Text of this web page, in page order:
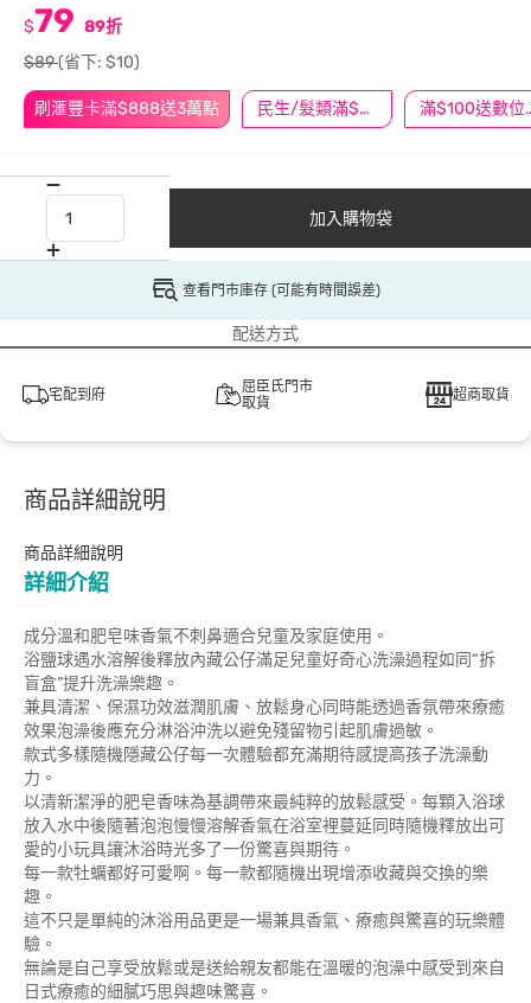
刷滙豐卡滿$888送3萬點 民生/髮類滿$388送舒潔冰巾 滿
$79 89折
$89(省下: $10)
加入購物袋
查看門市庫存 (可能有時間誤差)
配送方式
宅配到府
屈臣氏門市
取貨
超商取貨
商品詳細說明
商品詳細說明
詳細介紹
成分溫和肥皂味香氣不刺鼻適合兒童及家庭使用。
浴鹽球遇水溶解後釋放內藏公仔滿足兒童好奇心洗澡過程如同“拆
盲盒”提升洗澡樂趣。
兼具清潔、保濕功效滋潤肌膚、放鬆身心同時能透過香氛帶來療癒
效果泡澡後應充分淋浴沖洗以避免殘留物引起肌膚過敏。
款式多樣隨機隱藏公仔每一次體驗都充滿期待感提高孩子洗澡動
力。
以清新潔淨的肥皂香味為基調帶來最純粹的放鬆感受。每顆入浴球
放入水中後隨著泡泡慢慢溶解香氣在浴室裡蔓延同時隨機釋放出可
愛的小玩具讓沐浴時光多了一份驚喜與期待。
每一款牡蠣都好可愛啊。每一款都隨機出現增添收藏與交換的樂
趣。
這不只是單純的沐浴用品更是一場兼具香氣、療癒與驚喜的玩樂體
驗。
無論是自己享受放鬆或是送給親友都能在溫暖的泡澡中感受到來自
日式療癒的細膩巧思與趣味驚喜。